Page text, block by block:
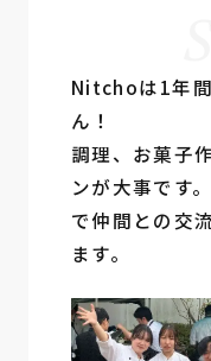
Nitchoは1年
ん！
調理、お菓⼦
ンが⼤事です
で仲間との交
ます。